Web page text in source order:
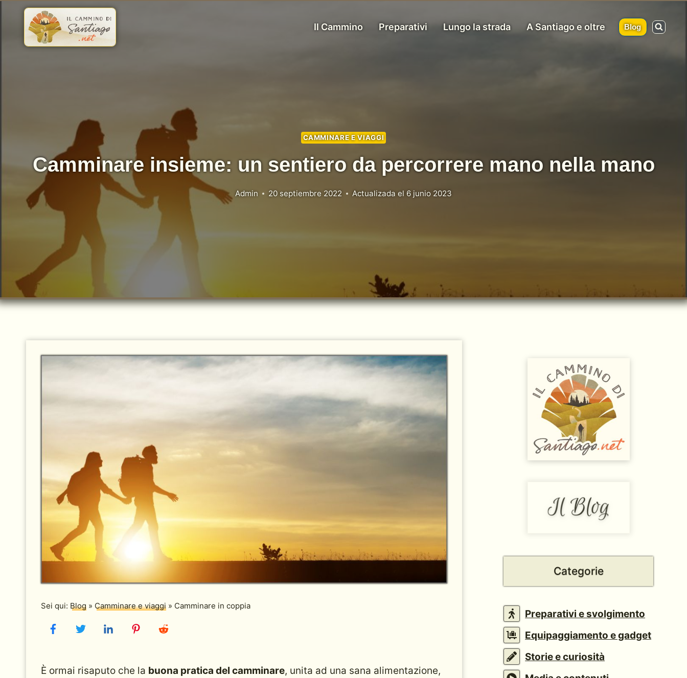
Saltar
contenido
Il Cammino Preparativi Lungo la strada A Santiago e oltre Blog
CAMMINARE E VIAGGI
Camminare insieme: un sentiero da percorrere mano nella mano
Admin 20 septiembre 2022 Actualizada el 6 junio 2023
Sei qui: Blog» Camminare e viaggi» Camminare in coppia
È ormai risaputo che la buona pratica del camminare, unita ad una sana alimentazione,
Categorie
Preparativi e svolgimento
Equipaggiamento e gadget
Storie e curiosità